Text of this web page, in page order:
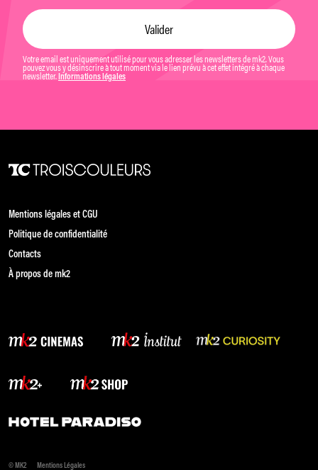
Votre email est uniquement utilisé pour vous adresser les newsletters de mk2. Vous
pouvez vous y désinscrire à tout moment via le lien prévu à cet effet intégré à chaque
newsletter. Informations légales
Mentions légales et CGU
Politique de confidentialité
Contacts
À propos de mk2
© MK2 Mentions Légales